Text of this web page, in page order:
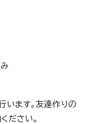
います。友達作りの
ださい。